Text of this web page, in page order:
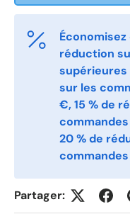
Telefon
Postnummer *
Antall
réduction
supérieures
sur les
€, 15 % de
20 % de
Partager: